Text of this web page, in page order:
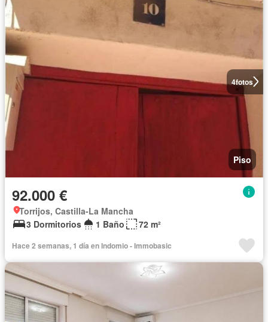
4fotos
Piso
92.000 €
Torrijos, Castilla-La Mancha
3 Dormitorios
1 Baño 72 m²
Hace 2 semanas, 1 día en Indomio - Immobasic